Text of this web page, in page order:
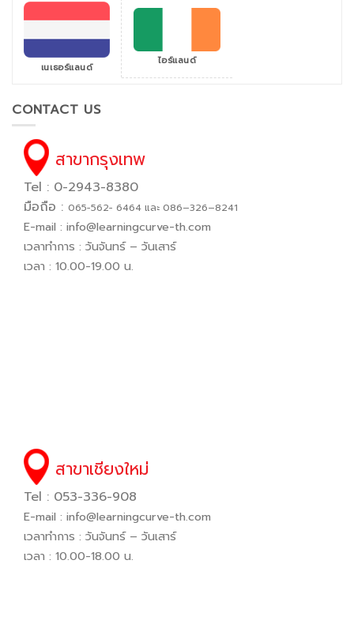
เนเธอร์แลนด์ ไอร์แลนด์
CONTACT US
สาขากรุงเทพ
Tel : 0-2943-8380
มือถือ : 065−562− 6464 และ 086–326–8241
E-mail : info@learningcurve-th.com
เวลาทำการ : วันจันทร์ – วันเสาร์
เวลา : 10.00-19.00 น.
สาขาเชียงใหม่
Tel : 053-336-908
E-mail : info@learningcurve-th.com
เวลาทำการ : วันจันทร์ – วันเสาร์
เวลา : 10.00-18.00 น.